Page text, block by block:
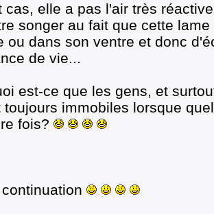
cas, elle a pas l'air très
songer au fait que cette
ou dans son ventre et donc
de vie...
est-ce que les gens, et
toujours immobiles lorsque
fois?